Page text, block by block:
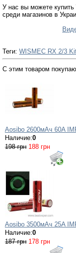
У нас вы можете
среди магазинов в
Теги: WISMEC RX 2/3
С этим товаром
Aosibo 2600мАч 60A
Наличие:0
198 грн 188 грн
Aosibo 3500мАч 25A
Наличие:0
187 грн 178 грн